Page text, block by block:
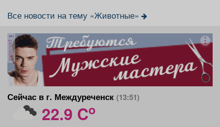
Все новости на тему «Животные»
реклама
Сейчас в г. Междуреченск (13:51)
22.9 Co